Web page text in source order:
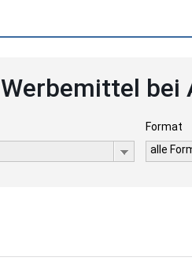
bei
Format
alle